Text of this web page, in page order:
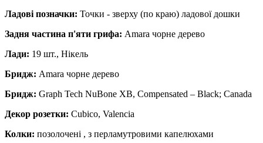
Ладові позначки: Точки - зверху (по краю) ладової дошки
Задня частина п'яти грифа: Amara чорне дерево
Лади: 19 шт., Нікель
Бридж: Amara чорне дерево
Бридж: Graph Tech NuBone XB, Compensated – Black; Canada
Декор розетки: Cubico, Valencia
Колки: позолочені , з перламутровими капелюхами